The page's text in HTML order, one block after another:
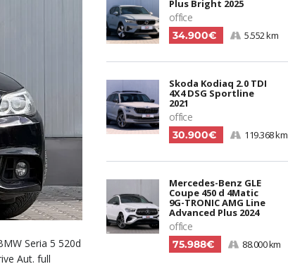
Plus Bright 2025
office
34.900€ 5.552 km
Skoda Kodiaq 2.0 TDI
4X4 DSG Sportline
2021
office
30.900€ 119.368 km
Mercedes-Benz GLE
Coupe 450 d 4Matic
9G-TRONIC AMG Line
Advanced Plus 2024
office
75.988€ 88.000 km